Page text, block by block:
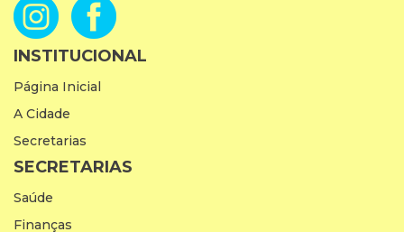
INSTITUCIONAL
Página Inicial
A Cidade
Secretarias
SECRETARIAS
Saúde
Finanças